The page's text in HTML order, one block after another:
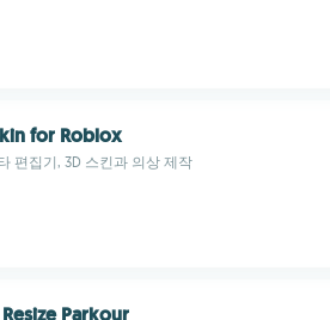
for Roblox
편집기, 3D 스킨과 의상 제작
Parkour